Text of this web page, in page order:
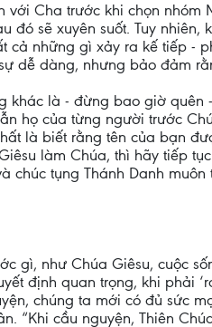
Cha trước khi chọn
đó sẽ xuyên suốt. Tuy
cả những gì xảy ra kế tiếp -
dễ dàng, nhưng bảo đảm
khác là - đừng bao giờ
họ của từng người trước
là biết rằng tên của bạn
làm Chúa, thì hãy tiếp
chúc tụng Thánh Danh
gì, như Chúa Giêsu, cuộc
định quan trọng, khi phải
chúng ta mới có đủ sức
“Khi cầu nguyện, Thiên